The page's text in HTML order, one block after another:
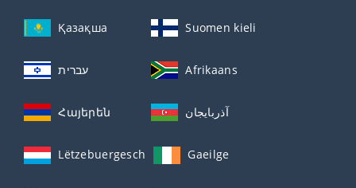
Қазақша Suomen kieli
עברית Afrikaans
Հայերեն آذربايجان
Lëtzebuergesch Gaeilge